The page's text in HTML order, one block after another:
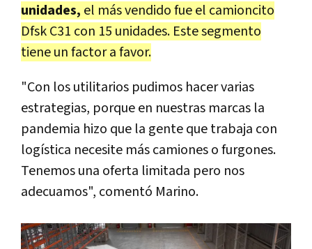
unidades, el más vendido fue el camioncito
Dfsk C31 con 15 unidades. Este segmento
tiene un factor a favor.
"Con los utilitarios pudimos hacer varias
estrategias, porque en nuestras marcas la
pandemia hizo que la gente que trabaja con
logística necesite más camiones o furgones.
Tenemos una oferta limitada pero nos
adecuamos", comentó Marino.